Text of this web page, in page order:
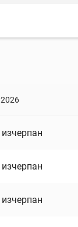
2026
изчерпан
изчерпан
изчерпан